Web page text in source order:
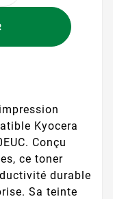
Kyocera
Conçu
ce toner
durable
Sa teinte